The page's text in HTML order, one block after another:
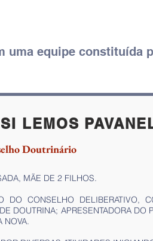
uma equipe constituída
LEMOS
Doutrinário
MÃE DE 2 FILHOS.
DO CONSELHO DELIBERATIVO,
DOUTRINA; APRESENTADORA
NOVA.